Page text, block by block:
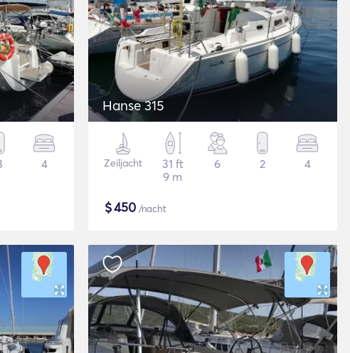
4
Hanse 315
Zeiljacht
31 ft
9 m
6 2 4
$450 /nacht